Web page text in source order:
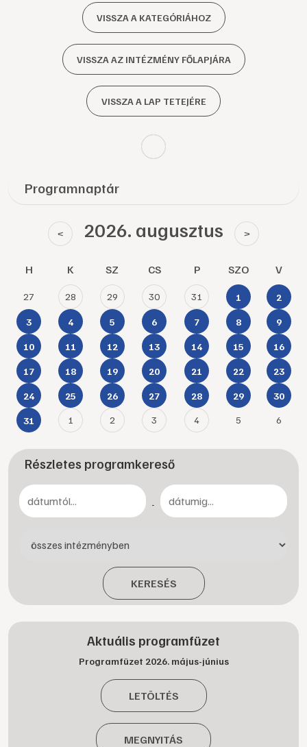
VISSZA A KATEGÓRIÁHOZ
VISSZA AZ INTÉZMÉNY FŐLAPJÁRA
VISSZA A LAP TETEJÉRE
Programnaptár
< 2026. augusztus >
H K SZ CS P SZO V
27 28 29 30 31 1 2
3 4 5 6 7 8 9
10 11 12 13 14 15 16
17 18 19 20 21 22 23
24 25 26 27 28 29 30
31 1 2 3 4 5 6
Részletes programkereső
-
KERESÉS
Aktuális programfüzet
Programfüzet 2026. május-június
LETÖLTÉS
MEGNYITÁS